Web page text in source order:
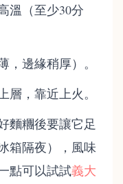
溫（至少30分
，邊緣稍厚）。
層，靠近上火。
麵糰後要讓它足
箱隔夜），風味
點可以試試義大